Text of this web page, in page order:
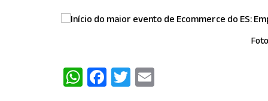
W F
T